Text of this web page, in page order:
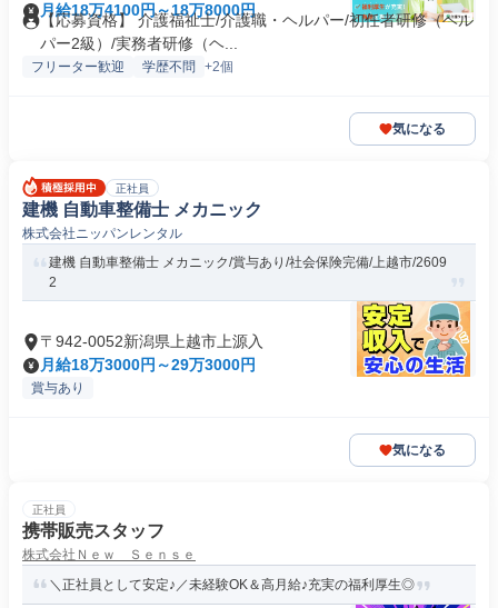
月給18万4100円～18万8000円
【応募資格】 介護福祉士/介護職・ヘルパー/初任者研修（ヘル
パー2級）/実務者研修（ヘ...
フリーター歓迎 学歴不問 +2個
気になる
正社員
建機 自動車整備士 メカニック
株式会社ニッパンレンタル
建機 自動車整備士 メカニック/賞与あり/社会保険完備/上越市/2609
2
〒942-0052新潟県上越市上源入
月給18万3000円～29万3000円
賞与あり
気になる
正社員
携帯販売スタッフ
株式会社Ｎｅｗ Ｓｅｎｓｅ
＼正社員として安定♪／未経験OK＆高月給♪充実の福利厚生◎